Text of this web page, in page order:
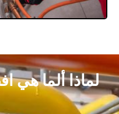
لماذا ألما هي